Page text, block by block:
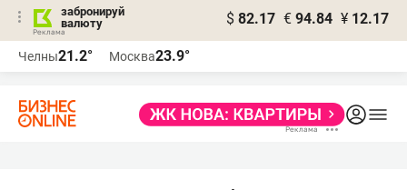
забронируй
валюту
$ 82.17 € 94.84 ¥ 12.17
Челны21.2° Москва23.9°